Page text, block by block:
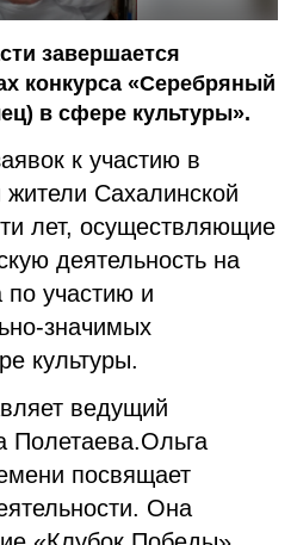
завершается
конкурса «Серебряный
в сфере культуры».
к участию в
Сахалинской
лет, осуществляющие
деятельность на
по участию и
значимых
культуры.
ведущий
Полетаева.Ольга
посвящает
Она